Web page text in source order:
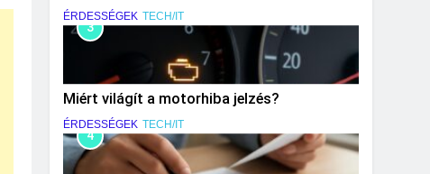
ÉRDESSÉGEK TECH/IT
3
Miért világít a motorhiba jelzés?
ÉRDESSÉGEK TECH/IT
4